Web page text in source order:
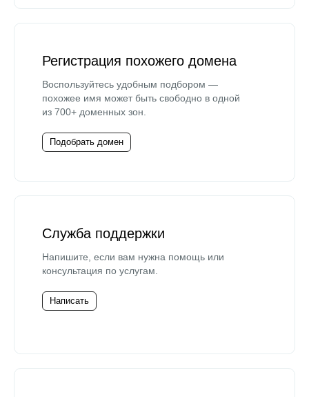
Регистрация похожего домена
Воспользуйтесь удобным подбором —
похожее имя может быть свободно в одной
из 700+ доменных зон.
Подобрать домен
Служба поддержки
Напишите, если вам нужна помощь или
консультация по услугам.
Написать